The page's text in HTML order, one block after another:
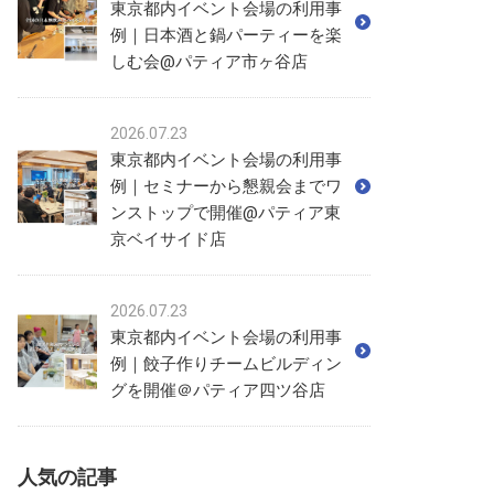
東京都内イベント会場の利用事
例｜日本酒と鍋パーティーを楽
しむ会@パティア市ヶ谷店
2026.07.23
東京都内イベント会場の利用事
例｜セミナーから懇親会までワ
ンストップで開催@パティア東
京ベイサイド店
2026.07.23
東京都内イベント会場の利用事
例｜餃子作りチームビルディン
グを開催＠パティア四ツ谷店
人気の記事